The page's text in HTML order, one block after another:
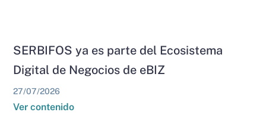
SERBIFOS ya es parte del Ecosistema
Digital de Negocios de eBIZ
27/07/2026
Ver contenido